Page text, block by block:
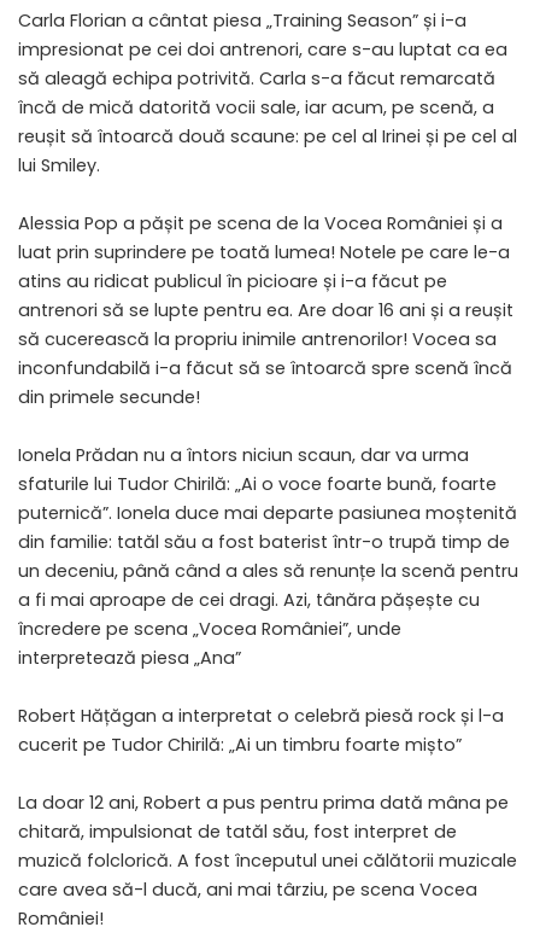
​Carla Florian a cântat piesa „Training Season” și i-a
impresionat pe cei doi antrenori, care s-au luptat ca ea
să aleagă echipa potrivită. Carla s-a făcut remarcată
încă de mică datorită vocii sale, iar acum, pe scenă, a
reușit să întoarcă două scaune: pe cel al Irinei și pe cel al
lui Smiley.
​Alessia Pop a pășit pe scena de la Vocea României și a
luat prin suprindere pe toată lumea! Notele pe care le-a
atins au ridicat publicul în picioare și i-a făcut pe
antrenori să se lupte pentru ea. Are doar 16 ani și a reușit
să cucerească la propriu inimile antrenorilor! Vocea sa
inconfundabilă i-a făcut să se întoarcă spre scenă încă
din primele secunde!
Ionela Prădan nu a întors niciun scaun, dar va urma
sfaturile lui Tudor Chirilă: „Ai o voce foarte bună, foarte
puternică”. Ionela duce mai departe pasiunea moștenită
din familie: tatăl său a fost baterist într-o trupă timp de
un deceniu, până când a ales să renunțe la scenă pentru
a fi mai aproape de cei dragi. Azi, tânăra pășește cu
încredere pe scena „Vocea României”, unde
interpretează piesa „Ana”
Robert Hățăgan a interpretat o celebră piesă rock și l-a
cucerit pe Tudor Chirilă: „Ai un timbru foarte mișto”
La doar 12 ani, Robert a pus pentru prima dată mâna pe
chitară, impulsionat de tatăl său, fost interpret de
muzică folclorică. A fost începutul unei călătorii muzicale
care avea să-l ducă, ani mai târziu, pe scena Vocea
României!